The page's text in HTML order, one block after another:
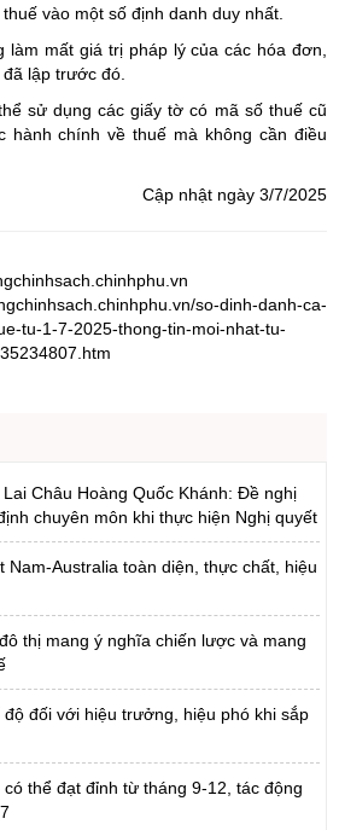
vào một số định danh duy nhất.
làm mất giá trị pháp lý của các hóa đơn,
lập trước đó.
sử dụng các giấy tờ có mã số thuế cũ
hành chính về thuế mà không cần điều
Cập nhật ngày 3/7/2025
so-dinh-danh-ca-
tu-1-7-2025-thong-tin-moi-nhat-tu-
Châu Hoàng Quốc Khánh: Đề nghị
chuyên môn khi thực hiện Nghị quyết
Nam-Australia toàn diện, thực chất, hiệu
thị mang ý nghĩa chiến lược và mang
đối với hiệu trưởng, hiệu phó khi sắp
thể đạt đỉnh từ tháng 9-12, tác động